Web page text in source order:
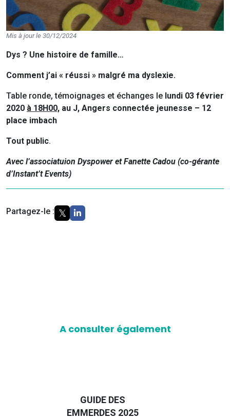
Mis à jour le 30/12/2024
Dys ? Une histoire de famille…
Comment j’ai « réussi » malgré ma dyslexie.
Table ronde, témoignages et échanges le lundi 03 février
2020 à 18H00, au J, Angers connectée jeunesse – 12
place imbach
Tout public.
Avec l’associatuion Dyspower et Fanette Cadou (co-gérante
d’Instant’t Events)
Partagez-le :
A consulter également
GUIDE DES
EMMERDES 2025